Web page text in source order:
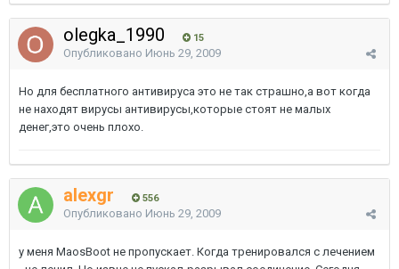
olegka_1990 15
Опубликовано Июнь 29, 2009
Но для бесплатного антивируса это не так страшно,а вот когда
не находят вирусы антивирусы,которые стоят не малых
денег,это очень плохо.
alexgr 556
Опубликовано Июнь 29, 2009
у меня MaosBoot не пропускает. Когда тренировался с лечением